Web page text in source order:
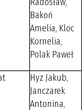
Bakoń
Amelia, Kloc
Kornelia,
Polak Paweł
Hyz Jakub,
Janczarek
Antonina,